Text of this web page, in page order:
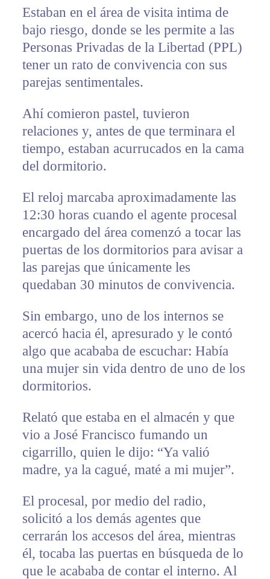
Estaban en el área de visita intima de
bajo riesgo, donde se les permite a las
Personas Privadas de la Libertad (PPL)
tener un rato de convivencia con sus
parejas sentimentales.
Ahí comieron pastel, tuvieron
relaciones y, antes de que terminara el
tiempo, estaban acurrucados en la cama
del dormitorio.
El reloj marcaba aproximadamente las
12:30 horas cuando el agente procesal
encargado del área comenzó a tocar las
puertas de los dormitorios para avisar a
las parejas que únicamente les
quedaban 30 minutos de convivencia.
Sin embargo, uno de los internos se
acercó hacia él, apresurado y le contó
algo que acababa de escuchar: Había
una mujer sin vida dentro de uno de los
dormitorios.
Relató que estaba en el almacén y que
vio a José Francisco fumando un
cigarrillo, quien le dijo: “Ya valió
madre, ya la cagué, maté a mi mujer”.
El procesal, por medio del radio,
solicitó a los demás agentes que
cerrarán los accesos del área, mientras
él, tocaba las puertas en búsqueda de lo
que le acababa de contar el interno. Al